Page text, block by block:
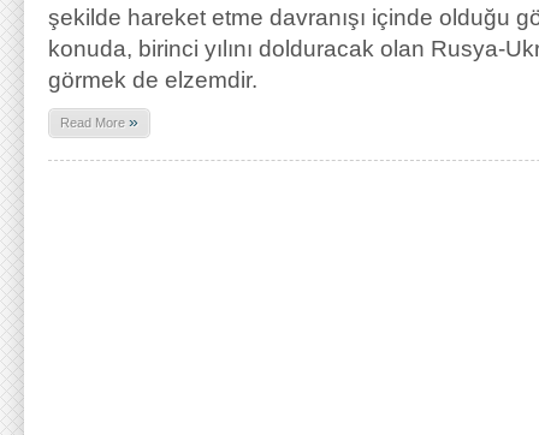
şekilde hareket etme davranışı içinde olduğu
konuda, birinci yılını dolduracak olan Rusya-
görmek de elzemdir.
Read More »